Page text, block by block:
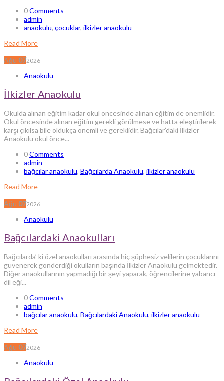
0Comments
admin
anaokulu, çocuklar, ilkizler anaokulu
Read More
Ağu 072026
Anaokulu
İlkizler Anaokulu
Okulda alınan eğitim kadar okul öncesinde alınan eğitim de önemlidir.
Okul öncesinde alınan eğitim gerekli görülmese ve hatta eleştirilerek
karşı çıkılsa bile oldukça önemli ve gereklidir. Bağcılar’daki İlkizler
Anaokulu okul önce...
0Comments
admin
bağcılar anaokulu, Bağcılarda Anaokulu, ilkizler anaokulu
Read More
Ağu 072026
Anaokulu
Bağcılardaki Anaokulları
Bağcılarda’ ki özel anaokulları arasında hiç şüphesiz velilerin çocuklarını
güvenerek gönderdiği okulların başında İlkizler Anaokulu gelmektedir.
Diğer anaokullarının yapmadığı bir şeyi yaparak, öğrencilerine yabancı
dil eği...
0Comments
admin
bağcılar anaokulu, Bağcılardaki Anaokulu, ilkizler anaokulu
Read More
Ağu 072026
Anaokulu